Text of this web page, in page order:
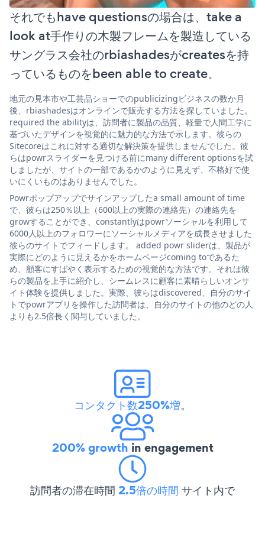
それでもhave questionsの場合は、take a
look at手作りの木製フレームを製造している
サングラス会社のrbiashadesがcreatesを持
っているものをbeen able to create。
地元の見本市や工芸品ショーでのpublicizingビジネスの数か月
後、rbiashadesはオンラインで販売する方法を探していました。
required the abilityは、訪問者に製品の品質、軽量で人間工学に
基づいたデザインを視覚的に魅力的な方法で示します。彼らの
Sitecoreはこれに対する適切な解決策を提供しませんでした。彼
らはpowrスライダーを見つける前にmany different optionsを試
しましたが、サイトの一部であるかのように見えず、不格好で使
いにくいものはありませんでした。
Powrポップアップでサインアップしたa small amount of time
で、彼らは250％以上（600以上の実際の連絡先）の連絡先を
growすることができ、constantlyはpowrソーシャルを利用して
6000人以上のフォロワーにソーシャルメディアを成長させました
彼らのサイトでフィードします。 added powr sliderは、製品が
実際にどのように見えるかをホームページcoming toであるた
め、顧客にすばやく表示するための視覚的な方法です。それは彼
らの製品を上手に紹介し、シームレスに顧客に素晴らしいオンサ
イト体験を提供しました。実際、彼らはdiscovered、自分のサイ
トでpowrアプリを操作した訪問者は、自分のサイトの他のどの人
よりも2.5倍長く関与していました。
コンタクト数250%増。
200% growth in engagement
訪問者の滞在時間 2.5倍の時間 サイト内で